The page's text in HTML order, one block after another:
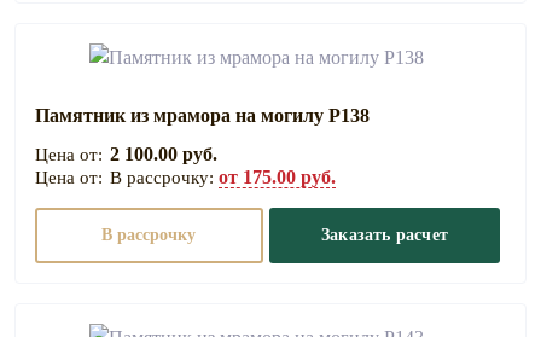
Памятник из мрамора на могилу Р138
2 100.00 руб.
В рассрочку: от 175.00 руб.
В рассрочку Заказать расчет